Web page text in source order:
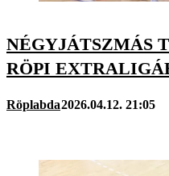
NÉGYJÁTSZMÁS
RÖPI
Röplabda2026.04.12. 21:05